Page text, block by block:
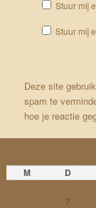
Stuur mij
Stuur mij
Deze site
spam te
hoe je reactie
M D
7